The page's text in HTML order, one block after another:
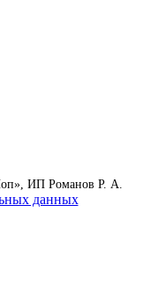
ИП Романов Р. А.
данных